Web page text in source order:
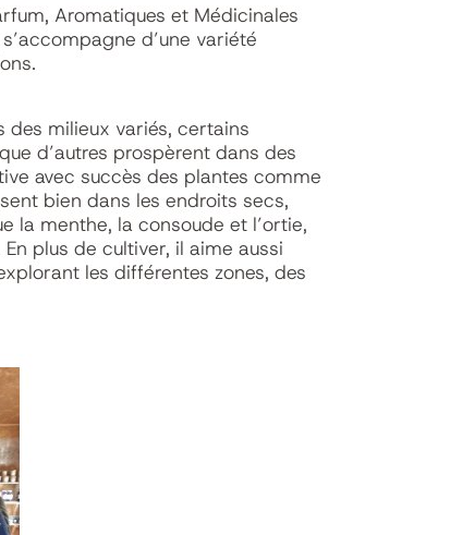
Aromatiques et Médicinales
d’une variété
des milieux variés, certains
d’autres prospèrent dans des
avec succès des plantes comme
bien dans les endroits secs,
la menthe, la consoude et l’ortie,
plus de cultiver, il aime aussi
les différentes zones, des